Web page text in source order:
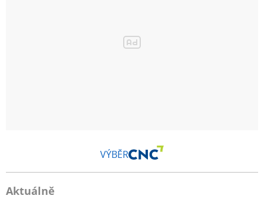
VÝBĚR
Aktuálně